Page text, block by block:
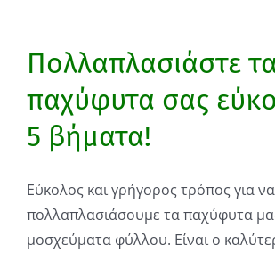
Πολλαπλασιάστε
παχύφυτα σας
5 βήματα!
Εύκολος και γρήγορος τρόπος για να
πολλαπλασιάσουμε τα παχύφυτα
μοσχεύματα φύλλου. Είναι ο